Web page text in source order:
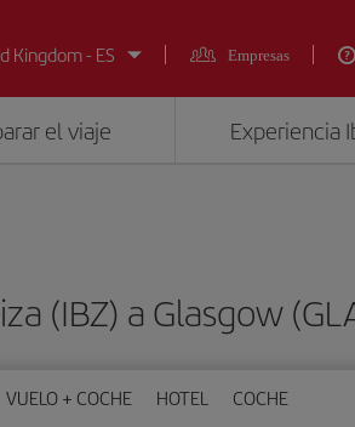
Kingdom - ES
Empresas
el viaje Experiencia
(IBZ) a Glasgow
VUELO + COCHE HOTEL COCHE